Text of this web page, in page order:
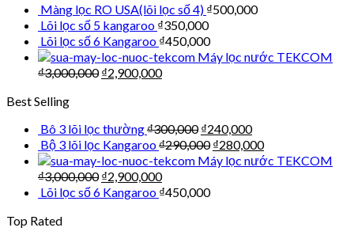
Màng lọc RO USA(lõi lọc số 4) ₫500,000
Lõi lọc số 5 kangaroo ₫350,000
Lõi lọc số 6 Kangaroo ₫450,000
Máy lọc nước TEKCOM
₫3,000,000 ₫2,900,000
Best Selling
Bô 3 lõi lọc thường₫300,000 ₫240,000
Bộ 3 lõi lọc Kangaroo₫290,000 ₫280,000
Máy lọc nước TEKCOM
₫3,000,000 ₫2,900,000
Lõi lọc số 6 Kangaroo ₫450,000
Top Rated